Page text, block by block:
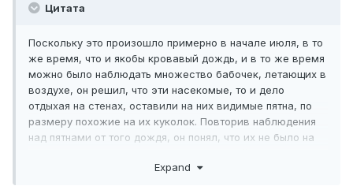
Цитата
Поскольку это произошло примерно в начале июля, в то
же время, что и якобы кровавый дождь, и в то же время
можно было наблюдать множество бабочек, летающих в
воздухе, он решил, что эти насекомые, то и дело
отдыхая на стенах, оставили на них видимые пятна, по
размеру похожие на их куколок. Повторив наблюдения
над пятнами от того дождя, он понял, что их не было на
должно было быть, если бы действительно прошел
Expand